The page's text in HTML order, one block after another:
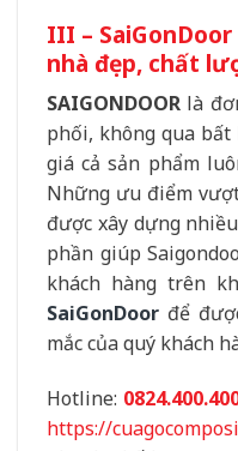
III –
nhà đẹp, chất
SAIGONDOOR là
phối, không qua
giá cả sản phẩm
Những ưu điểm
được xây dựng
phần giúp
khách hàng trên
SaiGonDoor để
mắc của quý khách
Hotline:
https://